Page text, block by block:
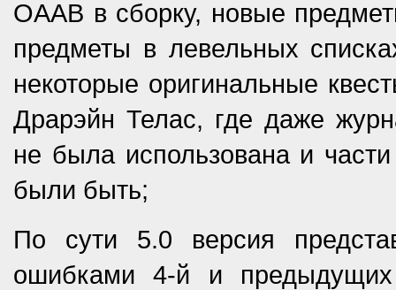
OAAB в сборку, новые
предметы в левельных
некоторые оригинальные
Драрэйн Телас, где даже
не была использована и
были быть;
По сути 5.0 версия
ошибками 4-й и